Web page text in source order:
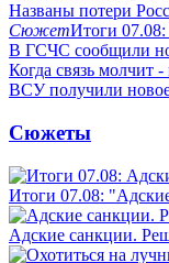
Названы потери
СюжетИтоги
В ГСЧС сообщили
Когда связь молчит
ВСУ получили новое
Сюжеты
Итоги 07.08:
Адские санкции.